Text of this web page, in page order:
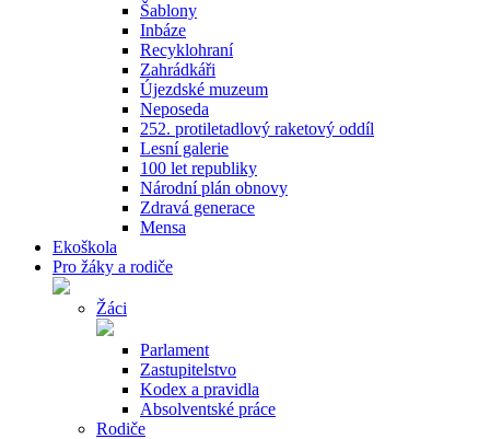
Šablony
Inbáze
Recyklohraní
Zahrádkáři
Újezdské muzeum
Neposeda
252. protiletadlový raketový oddíl
Lesní galerie
100 let republiky
Národní plán obnovy
Zdravá generace
Mensa
Ekoškola
Pro žáky a rodiče
Žáci
Parlament
Zastupitelstvo
Kodex a pravidla
Absolventské práce
Rodiče